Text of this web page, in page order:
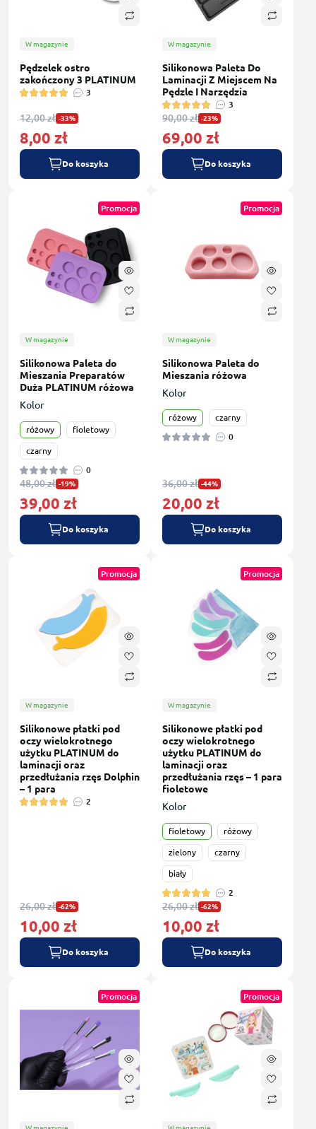
W magazynie
Pędzelek ostro
zakończony 3 PLATINUM
3
12,00 zł -33%
8,00 zł
Do koszyka
W magazynie
Silikonowa Paleta Do
Laminacji Z Miejscem Na
Pędzle I Narzędzia
3
90,00 zł -23%
69,00 zł
Do koszyka
Promocja
W magazynie
Silikonowa Paleta do
Mieszania Preparatów
Duża PLATINUM różowa
Kolor
różowy fioletowy
czarny
0
48,00 zł -19%
39,00 zł
Do koszyka
Promocja
W magazynie
Silikonowa Paleta do
Mieszania różowa
Kolor
różowy czarny
0
36,00 zł -44%
20,00 zł
Do koszyka
Promocja
W magazynie
Silikonowe płatki pod
oczy wielokrotnego
użytku PLATINUM do
laminacji oraz
przedłużania rzęs Dolphin
– 1 para
2
26,00 zł -62%
10,00 zł
Do koszyka
Promocja
W magazynie
Silikonowe płatki pod
oczy wielokrotnego
użytku PLATINUM do
laminacji oraz
przedłużania rzęs – 1 para
fioletowe
Kolor
fioletowy różowy
zielony czarny
biały
2
26,00 zł -62%
10,00 zł
Do koszyka
Promocja Promocja